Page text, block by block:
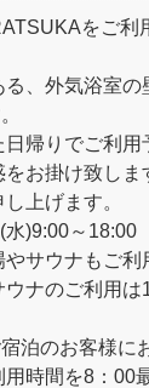
をご利
、外気浴室の
帰りでご利用
お掛け致しま
上げます。
水)9:00～18:00
やサウナもご利
ナのご利用は
泊のお客様に
時間を8：00